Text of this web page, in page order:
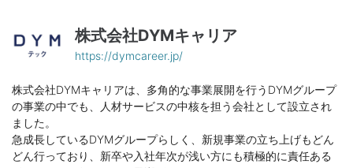
株式会社DYMキャリア
https://dymcareer.jp/
株式会社DYMキャリアは、多角的な事業展開を行うDYMグループ
の事業の中でも、人材サービスの中核を担う会社として設立され
ました。
急成長しているDYMグループらしく、新規事業の立ち上げもどん
どん行っており、新卒や入社年次が浅い方にも積極的に責任ある